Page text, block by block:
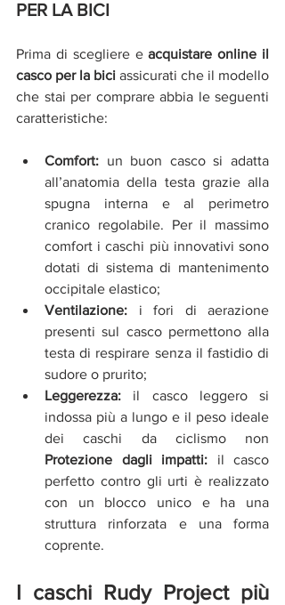
PER LA BICI
Prima di scegliere e acquistare online il
casco per la bici assicurati che il modello
che stai per comprare abbia le seguenti
caratteristiche:
Comfort: un buon casco si adatta
all’anatomia della testa grazie alla
spugna interna e al perimetro
cranico regolabile. Per il massimo
comfort i caschi più innovativi sono
dotati di sistema di mantenimento
occipitale elastico;
Ventilazione: i fori di aerazione
presenti sul casco permettono alla
testa di respirare senza il fastidio di
sudore o prurito;
Leggerezza: il casco leggero si
indossa più a lungo e il peso ideale
Protezione dagli impatti: il casco
perfetto contro gli urti è realizzato
con un blocco unico e ha una
struttura rinforzata e una forma
coprente.
I caschi Rudy Project più